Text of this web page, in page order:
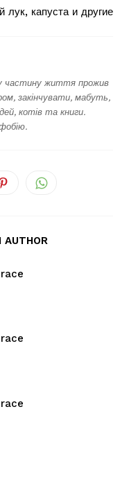
лук, капуста и другие
частину життя прожив
закінчувати, мабуть,
котів та книги.
AUTHOR